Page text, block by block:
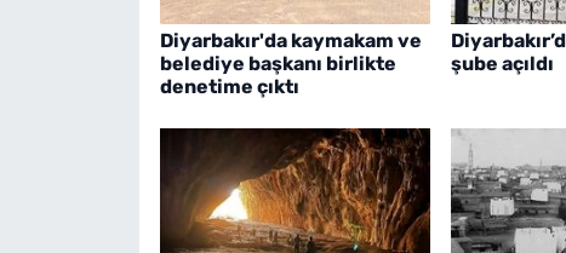
Diyarbakır'da kaymakam ve
belediye başkanı birlikte
denetime çıktı
şube açıldı